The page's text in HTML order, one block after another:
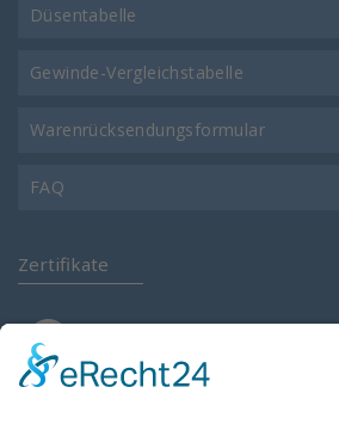
Düsentabelle
Gewinde-Vergleichstabelle
Warenrücksendungsformular
FAQ
Zertifikate